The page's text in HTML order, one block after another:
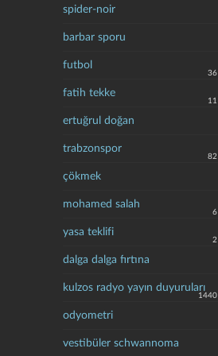
spider-noir
barbar sporu
futbol
36
fatih tekke
11
ertuğrul doğan
trabzonspor
82
çökmek
mohamed salah
6
yasa teklifi
2
dalga dalga fırtına
kulzos radyo yayın duyuruları
1440
odyometri
vestibüler schwannoma